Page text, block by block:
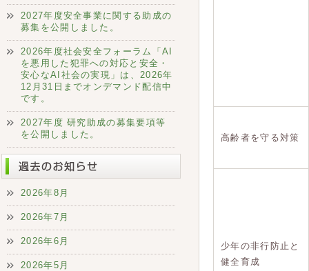
高齢者を守る対策
少年の非行防止と
健全育成
2027年度安全事業に関する助成の
募集を公開しました。
2026年度社会安全フォーラム「AI
を悪用した犯罪への対応と安全・
安心なAI社会の実現」は、2026年
12月31日までオンデマンド配信中
です。
2027年度 研究助成の募集要項等
を公開しました。
2026年8月
2026年7月
2026年6月
2026年5月